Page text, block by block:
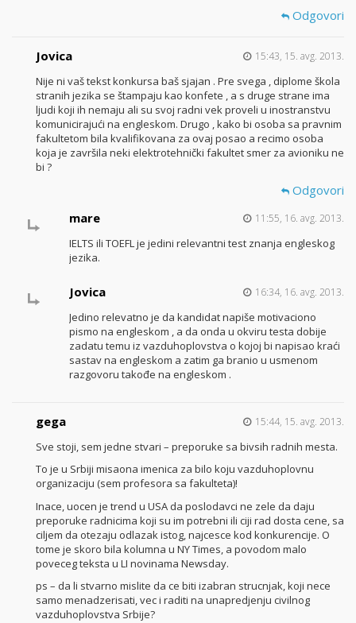
Odgovori
Jovica 15:43, 15. avg. 2013.
Nije ni vaš tekst konkursa baš sjajan . Pre svega , diplome škola
stranih jezika se štampaju kao konfete , a s druge strane ima
ljudi koji ih nemaju ali su svoj radni vek proveli u inostranstvu
komunicirajući na engleskom. Drugo , kako bi osoba sa pravnim
fakultetom bila kvalifikovana za ovaj posao a recimo osoba
koja je završila neki elektrotehnički fakultet smer za avioniku ne
bi ?
Odgovori
mare
11:55, 16. avg. 2013.
IELTS ili TOEFL je jedini relevantni test znanja engleskog
jezika.
Jovica 16:34, 16. avg. 2013.
Jedino relevatno je da kandidat napiše motivaciono
pismo na engleskom , a da onda u okviru testa dobije
zadatu temu iz vazduhoplovstva o kojoj bi napisao kraći
sastav na engleskom a zatim ga branio u usmenom
razgovoru takođe na engleskom .
gega 15:44, 15. avg. 2013.
Sve stoji, sem jedne stvari – preporuke sa bivsih radnih mesta.
To je u Srbiji misaona imenica za bilo koju vazduhoplovnu
organizaciju (sem profesora sa fakulteta)!
Inace, uocen je trend u USA da poslodavci ne zele da daju
preporuke radnicima koji su im potrebni ili ciji rad dosta cene, sa
ciljem da otezaju odlazak istog, najcesce kod konkurencije. O
tome je skoro bila kolumna u NY Times, a povodom malo
poveceg teksta u LI novinama Newsday.
ps – da li stvarno mislite da ce biti izabran strucnjak, koji nece
samo menadzerisati, vec i raditi na unapredjenju civilnog
vazduhoplovstva Srbije?